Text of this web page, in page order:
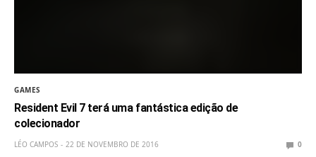
GAMES
Resident Evil 7 terá uma fantástica edição de
colecionador
LÉO CAMPOS 22 DE NOVEMBRO DE 2016 0